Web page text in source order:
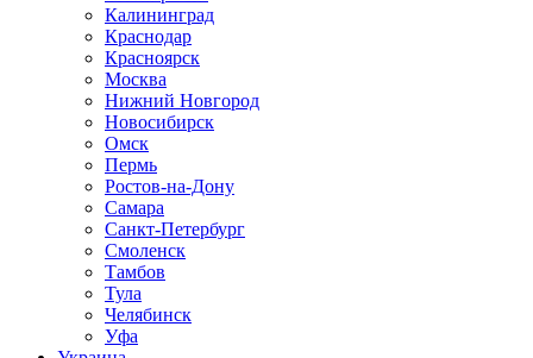
Калининград
Краснодар
Красноярск
Москва
Нижний Новгород
Новосибирск
Омск
Пермь
Ростов-на-Дону
Самара
Санкт-Петербург
Смоленск
Тамбов
Тула
Челябинск
Уфа